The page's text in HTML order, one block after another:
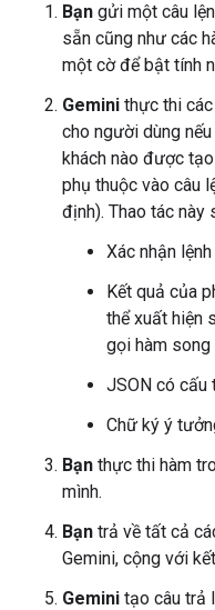
Bạn gửi một câu
sẵn cũng như các
một cờ để bật tính
Gemini thực thi
cho người dùng
khách nào được
phụ thuộc vào câu
định). Thao tác này
Xác nhận
Kết quả của
thể xuất hiện
gọi hàm
JSON có cấu
Chữ ký ý
Bạn thực thi hàm
mình.
Bạn trả về tất cả
Gemini, cộng với
Gemini tạo câu trả